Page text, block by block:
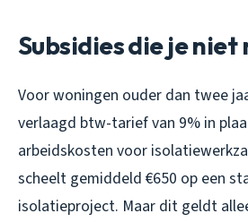
Subsidies die je niet
Voor woningen ouder dan twee
verlaagd btw-tarief van 9% in
arbeidskosten voor
scheelt gemiddeld €650 op een
isolatieproject. Maar dit geldt